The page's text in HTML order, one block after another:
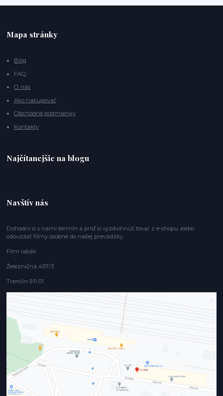
Mapa stránky
Blog
FAQ
O nás
Ako nakupovať
Obchodné podmienky
Kontakty
Najčítanejšie na blogu
Navštív nás
Dohodni si s nami termín a príď si vyzdvihnúť tovar z e-shopu alebo
odovzdať filmy osobne do našej prevádzky.
Film labák
Železničná 457/3
Trenčín 911 01